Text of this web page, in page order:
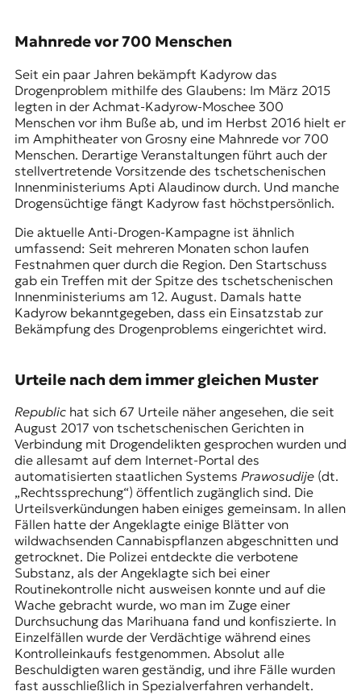
Mahnrede vor 700 Menschen
Seit ein paar Jahren bekämpft Kadyrow das
Drogenproblem mithilfe des Glaubens: Im März 2015
legten in der Achmat-Kadyrow-Moschee 300
Menschen vor ihm Buße ab, und im Herbst 2016 hielt er
im Amphitheater von Grosny eine Mahnrede vor 700
Menschen. Derartige Veranstaltungen führt auch der
stellvertretende Vorsitzende des tschetschenischen
Innenministeriums Apti Alaudinow durch. Und manche
Drogensüchtige fängt Kadyrow fast höchstpersönlich.
Die aktuelle Anti-Drogen-Kampagne ist ähnlich
umfassend: Seit mehreren Monaten schon laufen
Festnahmen quer durch die Region. Den Startschuss
gab ein Treffen mit der Spitze des tschetschenischen
Innenministeriums am 12. August. Damals hatte
Kadyrow bekanntgegeben, dass ein Einsatzstab zur
Bekämpfung des Drogenproblems eingerichtet wird.
Urteile nach dem immer gleichen Muster
Republichat sich 67 Urteile näher angesehen, die seit
August 2017 von tschetschenischen Gerichten in
Verbindung mit Drogendelikten gesprochen wurden und
die allesamt auf dem Internet-Portal des
automatisierten staatlichen Systems Prawosudije(dt.
„Rechtssprechung“) öffentlich zugänglich sind. Die
Urteilsverkündungen haben einiges gemeinsam. In allen
Fällen hatte der Angeklagte einige Blätter von
wildwachsenden Cannabispflanzen abgeschnitten und
getrocknet. Die Polizei entdeckte die verbotene
Substanz, als der Angeklagte sich bei einer
Routinekontrolle nicht ausweisen konnte und auf die
Wache gebracht wurde, wo man im Zuge einer
Durchsuchung das Marihuana fand und konfiszierte. In
Einzelfällen wurde der Verdächtige während eines
Kontrolleinkaufs festgenommen. Absolut alle
Beschuldigten waren geständig, und ihre Fälle wurden
fast ausschließlich in Spezialverfahren verhandelt.